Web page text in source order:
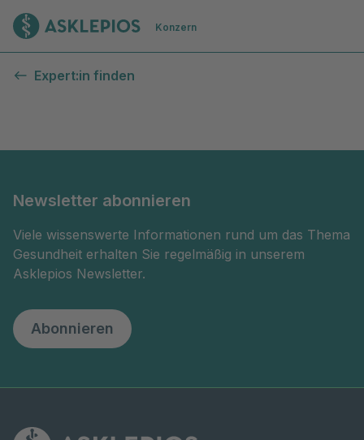
Zur Startseite
Konzern
Expert:in finden
Newsletter abonnieren
Viele wissenswerte Informationen rund um das Thema
Gesundheit erhalten Sie regelmäßig in unserem
Asklepios Newsletter.
Abonnieren